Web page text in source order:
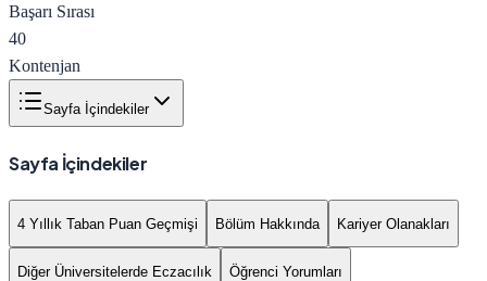
Başarı Sırası
40
Kontenjan
Sayfa İçindekiler
Sayfa İçindekiler
4 Yıllık Taban Puan Geçmişi Bölüm Hakkında Kariyer Olanakları
Diğer Üniversitelerde Eczacılık Öğrenci Yorumları